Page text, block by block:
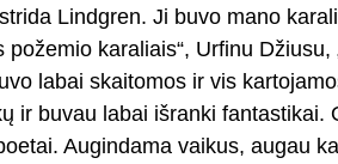
Lindgren. Ji buvo mano
karaliais“, Urfinu Džiusu,
labai skaitomos ir vis
ir buvau labai išranki fantastikai.
Augindama vaikus, augau